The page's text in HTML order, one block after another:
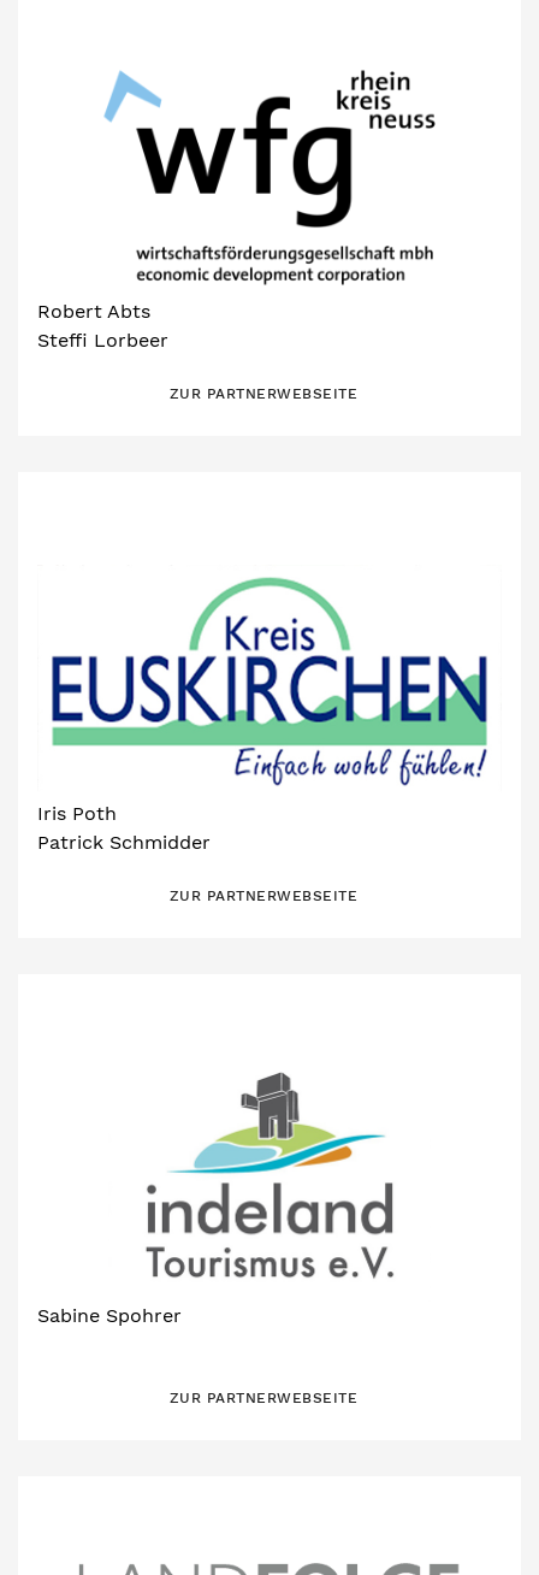
Robert Abts
Steffi Lorbeer
ZUR PARTNERWEBSEITE
Iris Poth
Patrick Schmidder
ZUR PARTNERWEBSEITE
Sabine Spohrer
ZUR PARTNERWEBSEITE